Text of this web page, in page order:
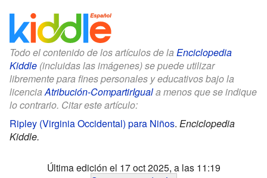
Todo el contenido de los artículos de la Enciclopedia
Kiddle (incluidas las imágenes) se puede utilizar
libremente para fines personales y educativos bajo la
licenciaAtribución-CompartirIguala menos que se indique
lo contrario. Citar este artículo:
Ripley (Virginia Occidental) para Niños. Enciclopedia
Kiddle.
Última edición el 17 oct 2025, a las 11:19